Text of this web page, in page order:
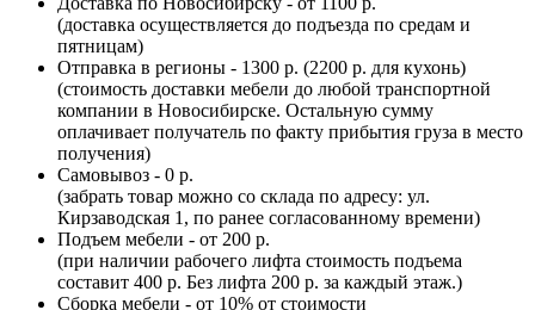
(доставка осуществляется до подъезда по средам и
пятницам)
Отправка в регионы - 1300 р. (2200 р. для кухонь)
(стоимость доставки мебели до любой транспортной
компании в Новосибирске. Остальную сумму
оплачивает получатель по факту прибытия груза в место
получения)
Самовывоз - 0 р.
(забрать товар можно со склада по адресу: ул.
Кирзаводская 1, по ранее согласованному времени)
Подъем мебели - от 200 р.
(при наличии рабочего лифта стоимость подъема
составит 400 р. Без лифта 200 р. за каждый этаж.)
Сборка мебели - от 10% от стоимости